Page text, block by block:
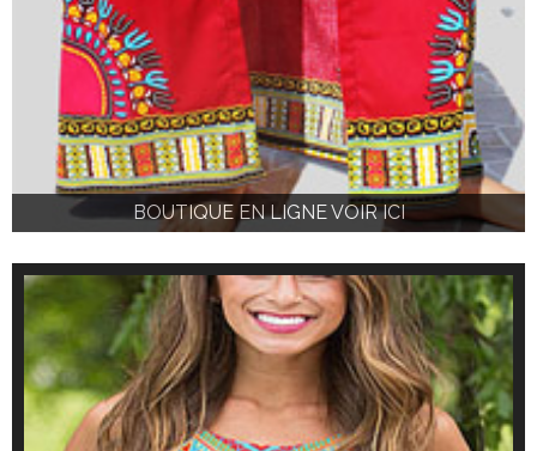
BOUTIQUE EN LIGNE VOIR ICI